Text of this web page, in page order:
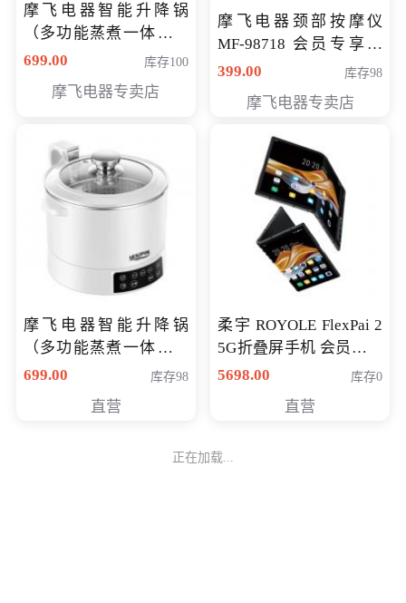
摩飞电器智能升降锅
（多功能蒸煮一体锅）
（智能升降养生锅） 会
699.00 库存100
摩飞电器专卖店
摩飞电器颈部按摩仪
MF-98718 会员专享价
299元
399.00 库存98
摩飞电器专卖店
摩飞电器智能升降锅
（多功能蒸煮一体锅）
（智能升降养生锅） 会
699.00 库存98
直营
柔宇 ROYOLE FlexPai 2
5G折叠屏手机 会员专享
购买价格 4998元
5698.00 库存0
直营
正在加载...